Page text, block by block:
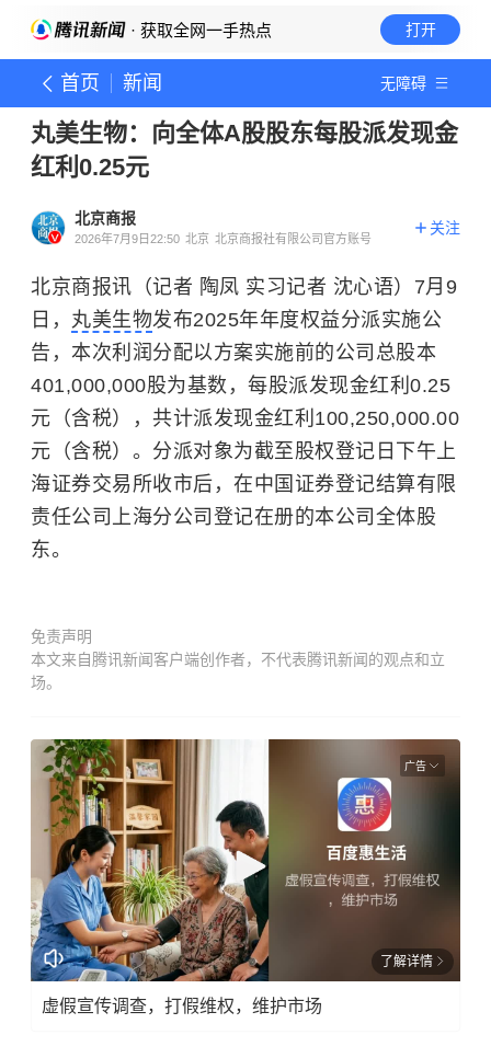
· 获取全网一手热点 打开
首页 新闻 无障碍
丸美生物：向全体A股股东每股派发现金
红利0.25元
北京商报
2026年7月9日22:50 北京 北京商报社有限公司官方账号
关注
北京商报讯（记者 陶凤 实习记者 沈心语）7月9
日， 丸美生物发布2025年年度权益分派实施公
告，本次利润分配以方案实施前的公司总股本
401,000,000股为基数，每股派发现金红利0.25
元（含税），共计派发现金红利100,250,000.00
元（含税）。分派对象为截至股权登记日下午上
海证券交易所收市后，在中国证券登记结算有限
责任公司上海分公司登记在册的本公司全体股
东。
免责声明
本文来自腾讯新闻客户端创作者，不代表腾讯新闻的观点和立
场。
广告
了解详情
虚假宣传调查，打假维权，维护市场